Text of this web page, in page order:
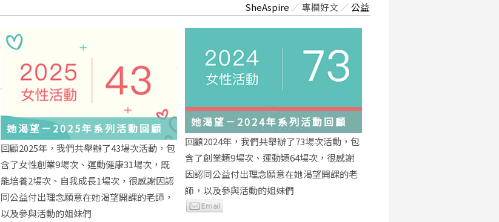
SheAspire ／專欄好文 ／公益
她渴望－2025年系列活動回顧
回顧2025年，我們共舉辦了43場次活動，包
含了女性創業9場次、運動健康31場次，既
能培養2場次、自我成長1場次，很感謝因認
同公益付出理念願意在她渴望開課的老師，
以及參與活動的姐妹們
她渴望－2024年系列活動回顧
回顧2024年，我們共舉辦了73場次活動，包
含了創業類9場次、運動類64場次，很感謝
因認同公益付出理念願意在她渴望開課的老
師，以及參與活動的姐妹們